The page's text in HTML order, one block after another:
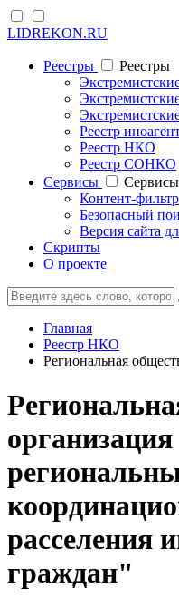
LIDREKON.RU
Реестры
Реестры
Реестр
Реестр НКО
Реестр СОНКО
Cервисы
Cервисы
Контент-фильтр
Безопасный
Версия сайта
Скрипты
О проекте
Главная
Реестр НКО
Региональная
расселения
граждан"